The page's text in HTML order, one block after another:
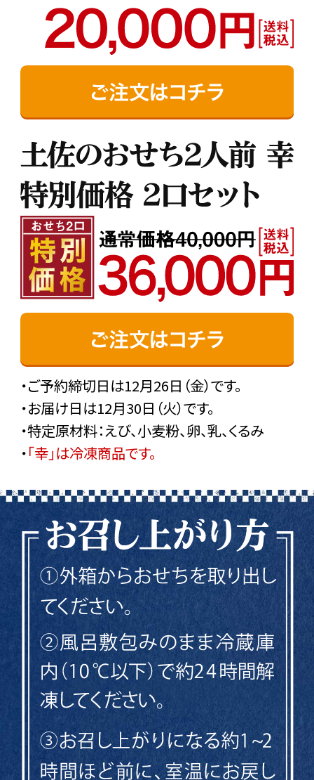
・ご予約締切日は12月26日（金）です。
・お届け日は12月30日（火）です。
・特定原材料：えび、小麦粉、卵、乳、くるみ
・「幸」は冷凍商品です。